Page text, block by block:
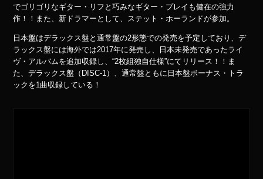
でゴリゴリなギター・リフと巧みなギター・プレイも健在の強力
作！！また、新ドラマーとして、ステット・ホーランドが参加。
日本盤はデラックス盤と通常盤の2形態での発売を予定しており、デ
ラックス盤には海外では2017年に発売し、日本未発売であったライ
ヴ・アルバムを追加収録し、“2枚組独自仕様”にてリリース！！ま
た、デラックス盤（DISC-1）、通常盤ともに日本盤ボーナス・トラ
ックを1曲収録している！